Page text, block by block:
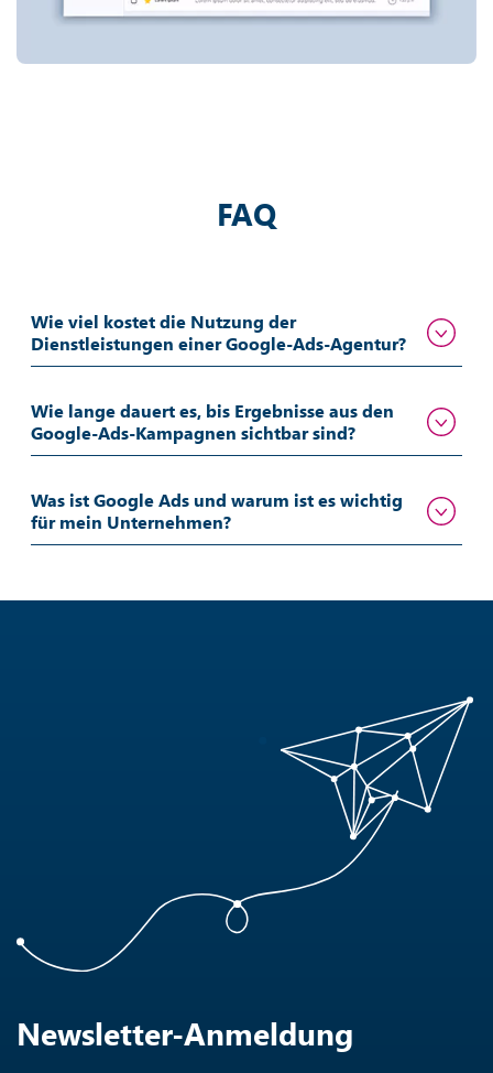
FAQ
Wie viel kostet die Nutzung der
Dienstleistungen einer Google-Ads-Agentur?
Wie lange dauert es, bis Ergebnisse aus den
Google-Ads-Kampagnen sichtbar sind?
Was ist Google Ads und warum ist es wichtig
für mein Unternehmen?
Newsletter-Anmeldung